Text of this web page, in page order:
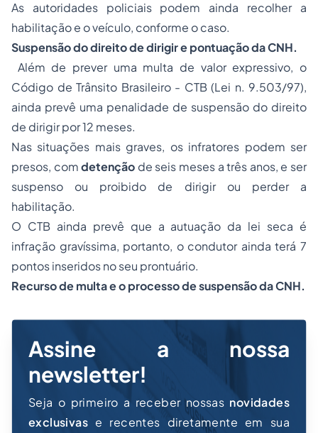
As autoridades policiais podem ainda recolher a
habilitação e o veículo, conforme o caso.
Suspensão do direito de dirigir e pontuação da CNH.
Além de prever uma multa de valor expressivo, o
Código de Trânsito Brasileiro- CTB(Lei n. 9.503/97),
ainda prevê uma penalidade de suspensão do direito
de dirigir por 12 meses.
Nas situações mais graves, os infratores podem ser
presos, comdetenção de seis meses a três anos, e ser
suspenso ou proibido de dirigir ou perder a
habilitação.
O CTBainda prevê que a autuação da lei seca é
infração gravíssima, portanto, o condutor ainda terá 7
pontos inseridos no seu prontuário.
Recurso de multa e o processo de suspensão da CNH.
Assine a nossa
newsletter!
Seja o primeiro a receber nossas novidades
exclusivas e recentes diretamente em sua